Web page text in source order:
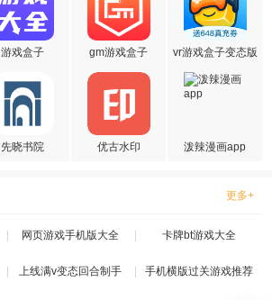
游戏盒子 gm游戏盒子 vr游戏盒子变态版
先晓书院 优古水印 泼辣漫画app
更多+
网页游戏手机版大全 卡牌bt游戏大全
上线满v变态回合制手 手机横版过关游戏推荐